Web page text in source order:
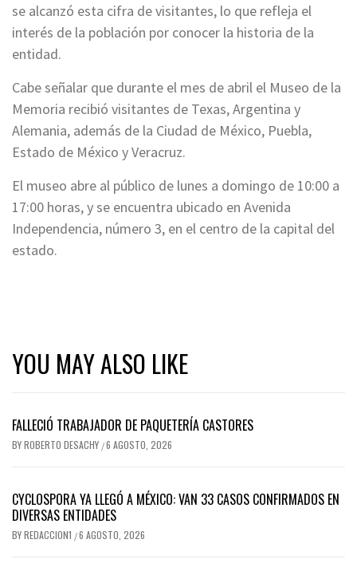
se alcanzó esta cifra de visitantes, lo que refleja el
interés de la población por conocer la historia de la
entidad.
Cabe señalar que durante el mes de abril el Museo de la
Memoria recibió visitantes de Texas, Argentina y
Alemania, además de la Ciudad de México, Puebla,
Estado de México y Veracruz.
El museo abre al público de lunes a domingo de 10:00 a
17:00 horas, y se encuentra ubicado en Avenida
Independencia, número 3, en el centro de la capital del
estado.
YOU MAY ALSO LIKE
FALLECIÓ TRABAJADOR DE PAQUETERÍA CASTORES
BYROBERTO DESACHY /6 AGOSTO, 2026
CYCLOSPORA YA LLEGÓ A MÉXICO: VAN 33 CASOS CONFIRMADOS EN
DIVERSAS ENTIDADES
BYREDACCION1 /6 AGOSTO, 2026